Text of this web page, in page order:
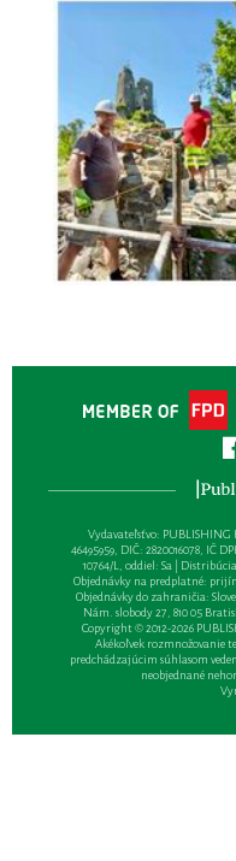
Vydavateľsťvo: PUBLISHING
46495959, DIČ: 2820016078, IČ
10764/L, oddiel: Sa |
Objednávky na predplatné:
Objednávky do zahraničia:
Nám. slobody 27, 810 05
Copyright © 2012-2026
Akékoľvek rozmnožovanie
predchádzajúcim súhlasom
neobjednané